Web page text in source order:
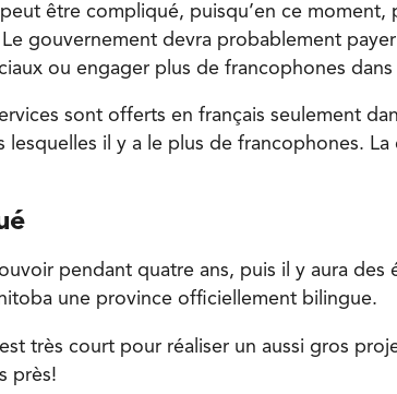
être compliqué, puisqu’en ce moment,
Le gouvernement devra probablement
ou engager plus de francophones dans
sont offerts en français seulement
lesquelles il y a le plus de francophones.
pendant quatre ans, puis il y aura des
une province officiellement bilingue.
très court pour réaliser un aussi gros
près!